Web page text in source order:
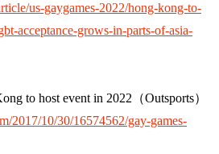
us-gaygames-2022/hong-kong-to-
acceptance-grows-in-parts-of-asia-
to host event in 2022（Outsports）
2017/10/30/16574562/gay-games-